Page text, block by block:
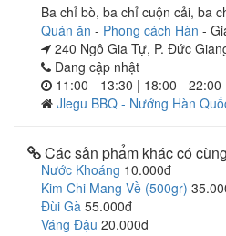
Ba chỉ bò, ba chỉ cuộn cải, ba
Quán ăn - Phong cách Hàn -
240 Ngô Gia Tự, P. Đức
Đang cập nhật
11:00 - 13:30 | 18:00 - 22:00
Jlegu BBQ - Nướng Hàn
Các sản phẩm khác có
Nước Khoáng 10.000đ
Kim Chi Mang Về (500gr)
Đùi Gà 55.000đ
Váng Đậu 20.000đ